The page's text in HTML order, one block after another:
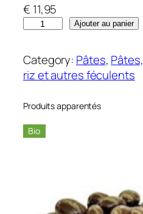
€ 11,95
a
n
t
i
é
Ajouter au panier
Category: Pâtes, Pâtes,
riz et autres féculents
Produits apparentés
Bio